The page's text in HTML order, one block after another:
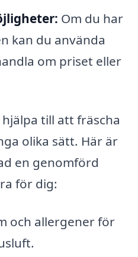
Om du har
kan du använda
om priset eller
till att fräscha
olika sätt. Här är
en genomförd
för dig:
och allergener för